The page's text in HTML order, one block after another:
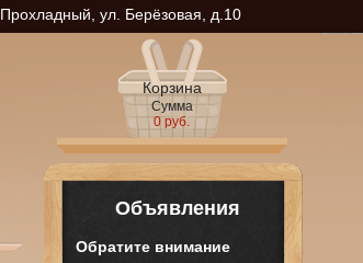
ул. Берёзовая, д.10
Корзина
Сумма
0 руб.
Объявления
Обратите внимание